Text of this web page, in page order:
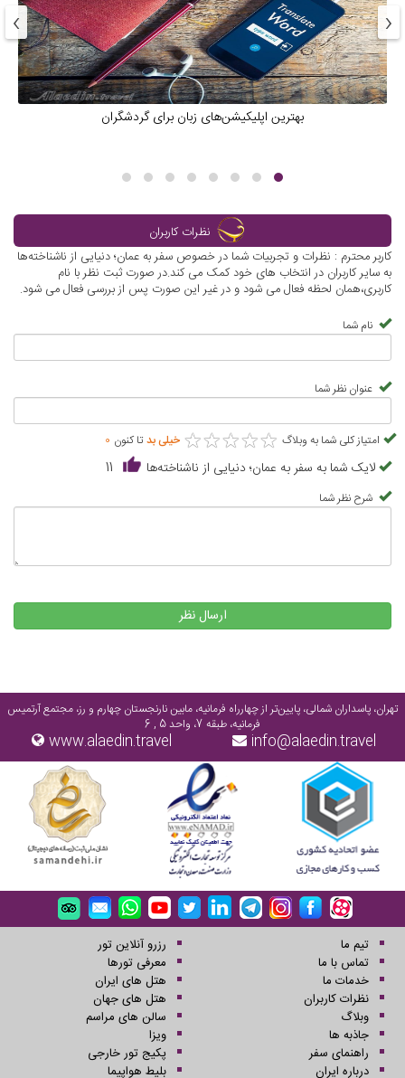
بهترین اپلیکیشن‌های زبان برای گردشگران
‹
›
نظرات کاربران
کاربر محترم : نظرات و تجربیات شما در خصوص سفر به عمان؛ دنیایی از ناشناخته‌ها
به سایر کاربران در انتخاب های خود کمک می کند.در صورت ثبت نظر با نام
کاربری،همان لحظه فعال می شود و در غیر این صورت پس از بررسی فعال می شود.
نام شما
عنوان نظر شما
امتیاز کلی شما به وبلاگ ★★★★★
★★★★★ خیلی بد تا کنون 0
لایک شما به سفر به عمان؛ دنیایی از ناشناخته‌ها 11
شرح نظر شما
ارسال نظر
تهران، پاسداران شمالی، پایین‌تر از چهارراه فرمانیه، مابین نارنجستان چهارم و رز، مجتمع آرتمیس
فرمانیه، طبقه 7، واحد 5 , 6
info@alaedin.travel
www.alaedin.travel
تیم ما
تماس با ما
خدمات ما
نظرات کاربران
وبلاگ
جاذبه ها
راهنمای سفر
درباره ایران
رزرو آنلاین تور
معرفی تورها
هتل های ایران
هتل های جهان
سالن های مراسم
ویزا
پکیج تور خارجی
بلیط هواپیما